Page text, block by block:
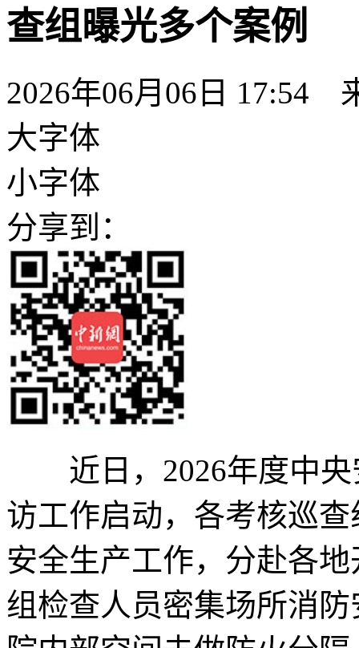
查组曝光多个案例
2026年06月06日 17:54
大字体
小字体
分享到：
近日，2026年度中央
访工作启动，各考核巡
安全生产工作，分赴各
组检查人员密集场所消